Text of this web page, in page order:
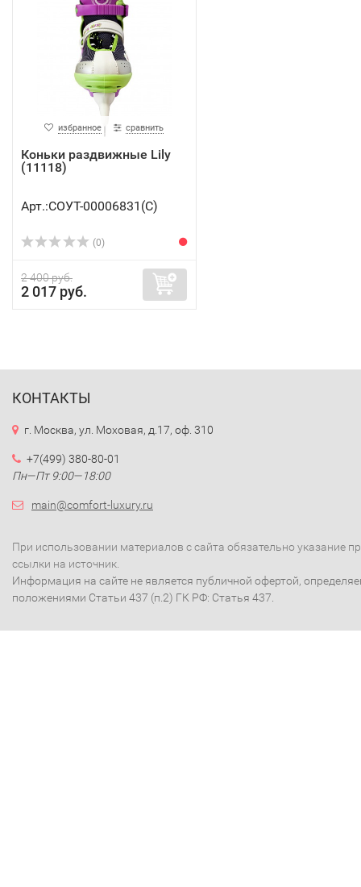
избранное сравнить
Коньки раздвижные Lily
(11118)
Арт.:СОУТ-00006831(C)
(0)
2 400 руб.
2 017 руб.
КОНТАКТЫ
г. Москва, ул. Моховая, д.17, оф. 310
+7(499) 380-80-01
Пн—Пт 9:00—18:00
main@comfort-luxury.ru
При использовании материалов с сайта обязательно указание
ссылки на источник.
Информация на сайте не является публичной офертой,
положениями Статьи 437 (п.2) ГК РФ: Статья 437.